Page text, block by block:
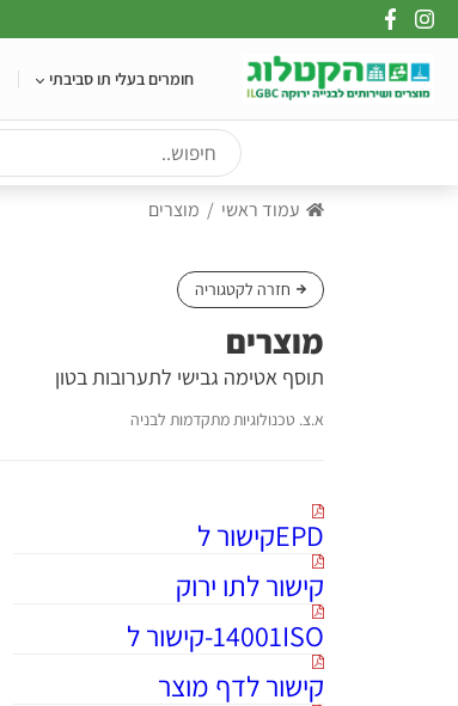
Skip
to
content
חומרים בעלי תו סביבתי
עמוד ראשי מוצרים
חזרה לקטגוריה
מוצרים
תוסף אטימה גבישי לתערובות בטון
א.צ. טכנולוגיות מתקדמות לבניה
EPDקישור ל
קישור לתו ירוק
14001ISO-קישור ל
קישור לדף מוצר